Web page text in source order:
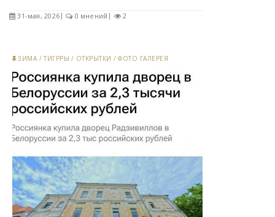
31-мая, 2026 0 мнений 2
ЗИМА /ТИГРРЫ / ОТКРЫТКИ /ФОТО ГАЛЕРЕЯ